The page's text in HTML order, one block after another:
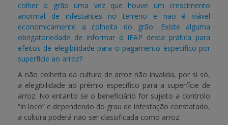
colher o grão uma vez que houve um crescimento
anormal de infestantes no terreno e não é viável
economicamente a colheita do grão. Existe alguma
obrigatoriedade de informar o IFAP desta prática para
efeitos de elegibilidade para o pagamento específico por
superfície ao arroz?
A não colheita da cultura de arroz não invalida, por si só,
a elegibilidade ao prémio específico para a superfície de
arroz. No entanto se o beneficiário for sujeito a controlo
“in loco” e dependendo do grau de infestação constatado,
a cultura poderá não ser classificada como arroz.